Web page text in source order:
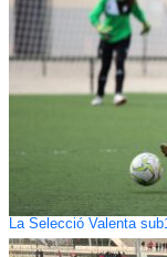
La Selecció Valenta